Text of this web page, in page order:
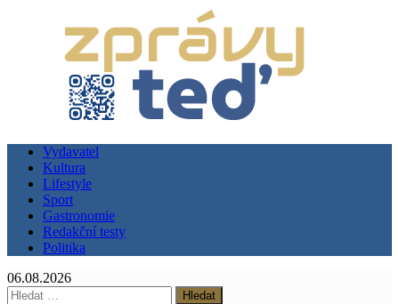
Vydavatel
Kultura
Lifestyle
Sport
Gastronomie
Redakční testy
Politika
06.08.2026
Vyhledávání